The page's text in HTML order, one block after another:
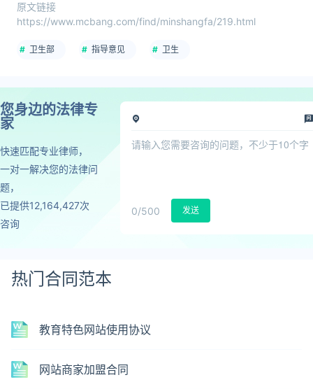
原文链接
https://www.mcbang.com/find/minshangfa/219.html
卫生部 指导意见 卫生
您身边的法律专
家
快速匹配专业律师，
一对一解决您的法律问
题，
已提供12,164,427次
咨询
0/500 发送
热门合同范本
教育特色网站使用协议
网站商家加盟合同